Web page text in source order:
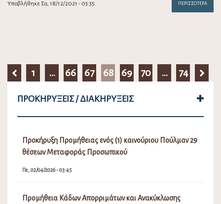
Υποβλήθηκε Σα, 18/12/2021 - 03:35 ΠΕΡΙΣΣΌΤΕΡΑ
1 … 66 67 68 69 70 … 74
ΠΡΟΚΗΡΎΞΕΙΣ / ΔΙΑΚΗΡΎΞΕΙΣ
Προκήρυξη Προμήθειας ενός (1) καινούριου Πούλμαν 29
θέσεων Μεταφοράς Προσωπικού
Πε, 02/04/2026 - 03:45
Προμήθεια Κάδων Απορριμάτων και Ανακύκλωσης